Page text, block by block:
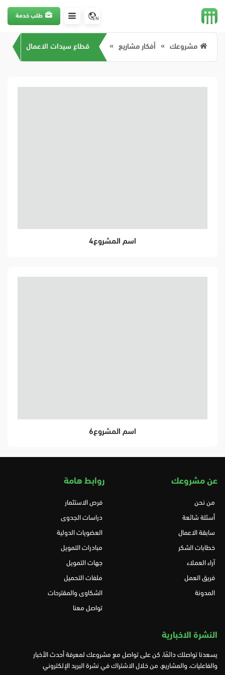
EN طلب خدمة
مشروعك أفكار مشاريع قطاع سيدات الاعمال
اسم المشروع4
اسم المشروع6
عن مشروعك
من نحن
أسئلة شائعة
سابقة الاعمال
خطابات الشكر
آراء العملاء
فريق العمل
المدونة
روابط هامة
فرص الاستثمار
دراسات الجدوى
العضويات الدولية
مبادرات التمويل
جهات التمويل
ملفات التحميل
الشكاوى والمقترحات
تواصل معنا
النشرة الاخبارية
يسعدنا تواصلك دائمًا، كن على تواصل مع مشروعك لمعرفة أحدث الأخبار
والفاعليات، والمشاريع، من خلال الاشتراك في نشرة البريد الإلكتروني